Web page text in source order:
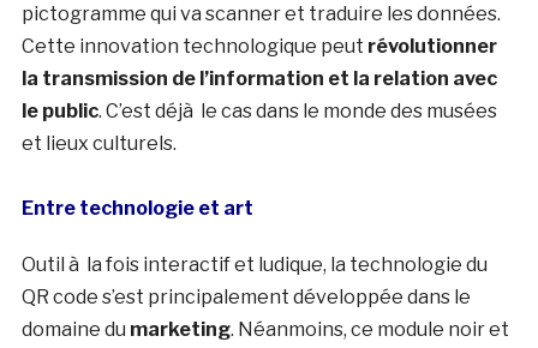
pictogramme qui va scanner et traduire les données.
Cette innovation technologique peut révolutionner
la transmission de l’information et la relation avec
le public. C’est déjà le cas dans le monde des musées
et lieux culturels.
Entre technologie et art
Outil à la fois interactif et ludique, la technologie du
QR code s’est principalement développée dans le
domaine du marketing. Néanmoins, ce module noir et